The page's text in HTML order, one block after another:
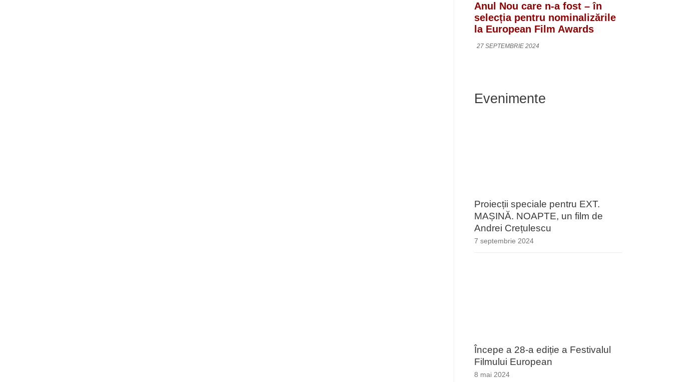
Anul Nou care n-a fost – în
selecția pentru nominalizările
la European Film Awards
27 SEPTEMBRIE 2024
Evenimente
Proiecții speciale pentru EXT.
MAȘINĂ. NOAPTE, un film de
Andrei Crețulescu
7 septembrie 2024
Începe a 28-a ediție a Festivalul
Filmului European
8 mai 2024